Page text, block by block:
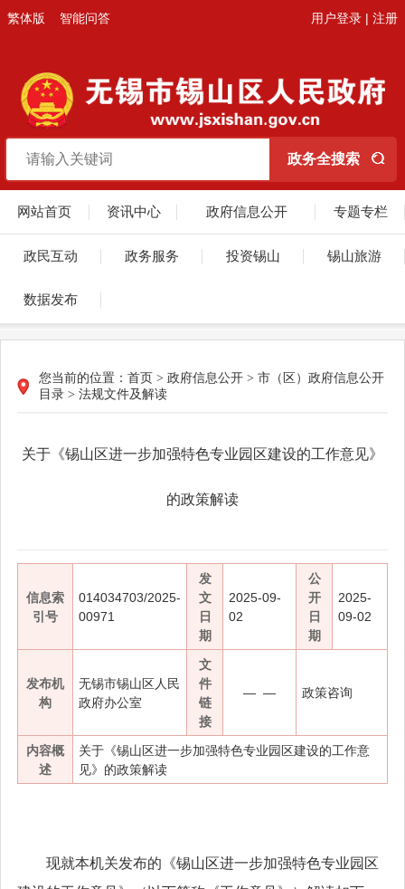
繁体版 智能问答 用户登录 | 注册
网站首页 资讯中心 政府信息公开 专题专栏
政民互动 政务服务 投资锡山 锡山旅游
数据发布
您当前的位置： 首页 > 政府信息公开 > 市（区）政府信息公开
目录 > 法规文件及解读
关于《锡山区进一步加强特色专业园区建设的工作意见》
的政策解读
信息索
引号
014034703/2025-
00971
发
文
日
期
2025-09-
02
公
开
日
期
2025-
09-02
发布机
构
无锡市锡山区人民
政府办公室
文
件
链
接
— — 政策咨询
内容概
述
关于《锡山区进一步加强特色专业园区建设的工作意
见》的政策解读
现就本机关发布的《锡山区进一步加强特色专业园区